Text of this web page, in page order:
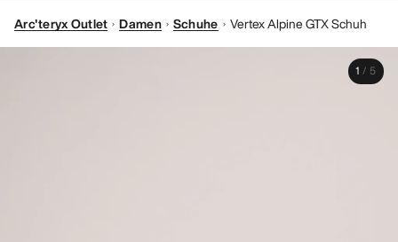
DAMEN
Arc'teryx Outlet Damen Schuhe Vertex Alpine GTX Schuh
1 / 5